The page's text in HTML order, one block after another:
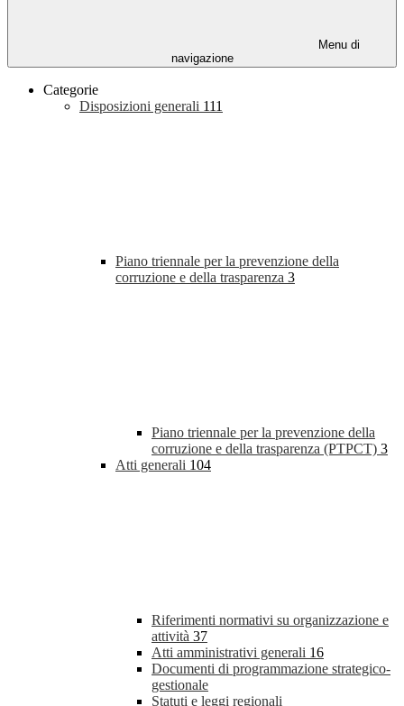
Menu di
navigazione
Categorie
Disposizioni generali 111
Piano triennale per la prevenzione della
corruzione e della trasparenza 3
Piano triennale per la prevenzione della
corruzione e della trasparenza (PTPCT) 3
Atti generali 104
Riferimenti normativi su organizzazione e
attività 37
Atti amministrativi generali 16
Documenti di programmazione strategico-
gestionale
Statuti e leggi regionali